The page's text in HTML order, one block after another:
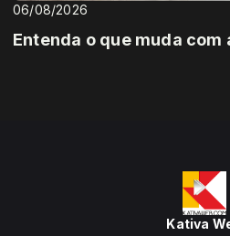
06/08/2026
Entenda o que muda com
Kativa